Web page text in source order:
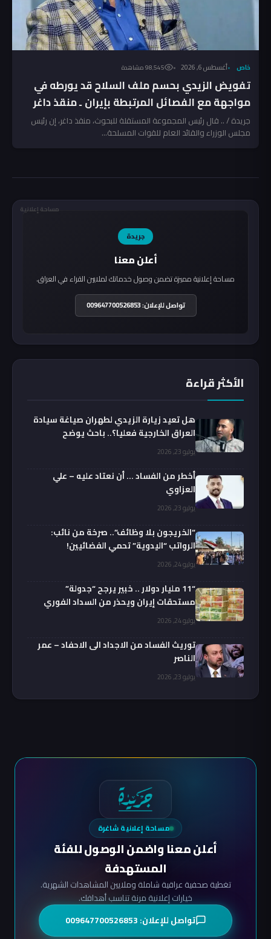
خاص أغسطس 6, 2026 98٬545 مشاهدة
تفويض الزيدي بحسم ملف السلاح قد يورطه في
مواجهة مع الفصائل المرتبطة بإيران ـ منقذ داغر
جريدة / .. قال رئيس المجموعة المستقلة للبحوث، منقذ داغر، إن رئيس
مجلس الوزراء والقائد العام للقوات المسلحة...
مساحة إعلانية
جريدة
أعلن معنا
مساحة إعلانية مميزة تضمن وصول خدماتك لملايين القراء في العراق.
تواصل للإعلان: 009647700526853
الأكثر قراءة
هل تعيد زيارة الزيدي لطهران صياغة سيادة
العراق الخارجية فعليا؟.. باحث يوضح
يوليو 23, 2026
أخطر من الفساد … أن نعتاد عليه – علي
العزاوي
يوليو 23, 2026
“الخريجون بلا وظائف”.. صرخة من نائب:
الرواتب “اليدوية” تحمي الفضائيين!
يوليو 24, 2026
“11 مليار دولار .. خبير يرجح “جدولة”
مستحقات إيران ويحذر من السداد الفوري
يوليو 24, 2026
توريث الفساد من الاجداد الى الاحفاد – عمر
الناصر
يوليو 23, 2026
مساحة إعلانية شاغرة
أعلن معنا واضمن الوصول للفئة
المستهدفة
تغطية صحفية عراقية شاملة وملايين المشاهدات الشهرية.
خيارات إعلانية مرنة تناسب أهدافك.
تواصل للإعلان: 009647700526853